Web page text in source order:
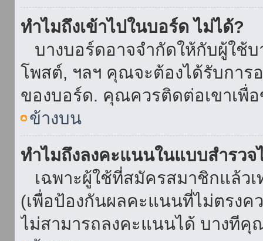
ทำไมถึงเข้าไปในบอร์ด ไม่ได้?
บางบอร์ดอาจจำกัดให้กับผู้ใช้บ
โพสต์, ฯลฯ คุณจะต้องได้รับการ
ของบอร์ด. คุณควรติดต่อเขาเพื่
ข้างบน
ทำไมถึงลงคะแนนในแบบสำรวจ
เฉพาะผู้ใช้ที่สมัครสมาชิกแล้ว
(เพื่อป้องกันผลคะแนนที่ไม่ตรง
ไม่สามารถลงคะแนนได้ บางที